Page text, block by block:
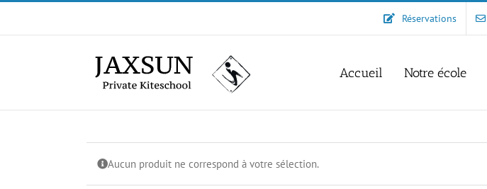
contenu
Réservations
Accueil Notre école
Aucun produit ne correspond à votre sélection.